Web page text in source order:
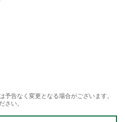
告なく変更となる場合がございます。
さい。